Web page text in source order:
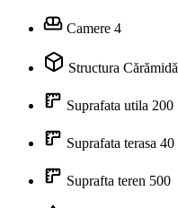
Camere 4
Structura Cărămidă
Suprafata utila 200
Suprafata terasa 40
Suprafta teren 500